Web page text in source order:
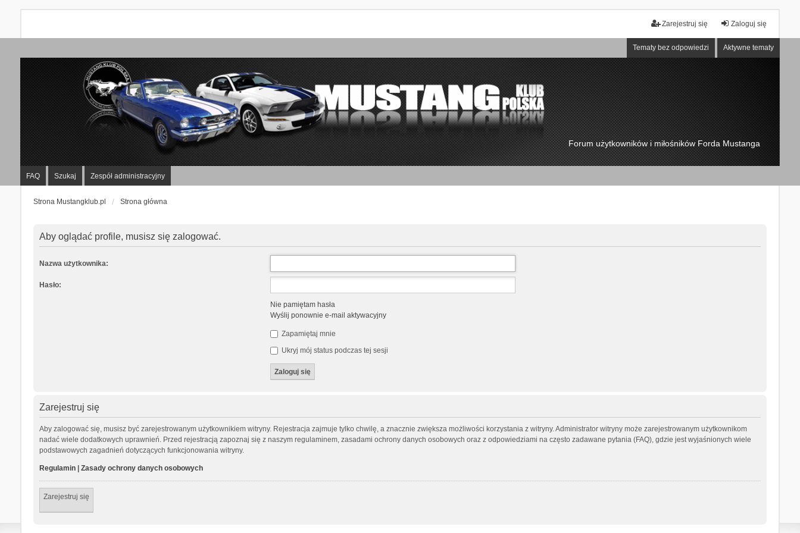
Zaloguj się
Zarejestruj się
Tematy bez odpowiedzi Aktywne tematy
Forum użytkowników i miłośników Forda Mustanga
FAQ Szukaj Zespół administracyjny
Strona Mustangklub.pl Strona główna
Aby oglądać profile, musisz się zalogować.
Nazwa użytkownika:
Hasło:
Nie pamiętam hasła
Wyślij ponownie e-mail aktywacyjny
Zapamiętaj mnie
Ukryj mój status podczas tej sesji
Zarejestruj się
Aby zalogować się, musisz być zarejestrowanym użytkownikiem witryny. Rejestracja zajmuje tylko chwilę, a znacznie zwiększa możliwości korzystania z witryny. Administrator witryny może zarejestrowanym użytkownikom
nadać wiele dodatkowych uprawnień. Przed rejestracją zapoznaj się z naszym regulaminem, zasadami ochrony danych osobowych oraz z odpowiedziami na często zadawane pytania (FAQ), gdzie jest wyjaśnionych wiele
podstawowych zagadnień dotyczących funkcjonowania witryny.
Regulamin| Zasady ochrony danych osobowych
Zarejestruj się